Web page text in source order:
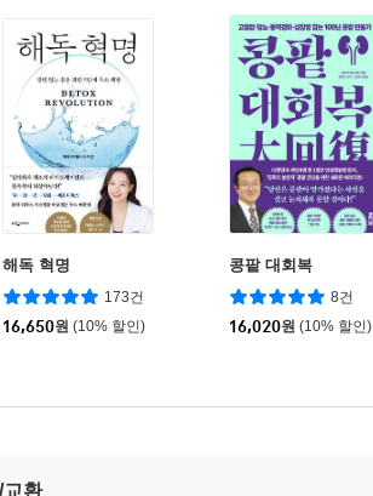
해독 혁명
173건
16,650원 (10% 할인)
콩팥 대회복
8건
16,020원 (10% 할인)
교환